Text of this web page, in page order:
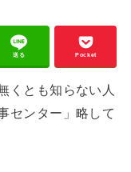
送る Pocket
くとも知らない人
センター」略して